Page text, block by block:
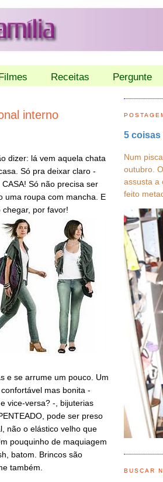
Receitas Pergunte
interno
dizer: lá vem aquela chata
Só pra deixar claro -
CASA! Só não precisa ser
uma roupa com mancha. E
por favor!
e se arrume um pouco. Um
mas bonita -
vice-versa? -, bijuterias
pode ser preso
não o elástico velho que
pouquinho de maquiagem
batom. Brincos são
também.
5 coisas
Num
outubro.
assusta a
feito
BUSCAR